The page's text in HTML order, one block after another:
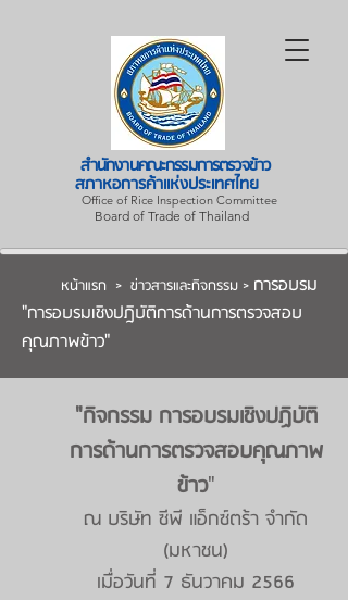
สำนักงานคณะกรรมการตรวจข้าว
สภาหอการค้าแห่งประเทศไทย
Office of Rice Inspection Committee
Board of Trade of Thailand
หน้าแรก > ข่าวสารและกิจกรรม > การอบรม
"การอบรมเชิงปฎิบัติการด้านการตรวจสอบ
คุณภาพข้าว"
"กิจกรรม การอบรมเชิงปฏิบัติ
การด้านการตรวจสอบคุณภาพ
ข้าว"
ณ บริษัท ซีพี แอ็กซ์ตร้า จำกัด
(มหาชน)
เมื่อวันที่ 7 ธันวาคม 2566